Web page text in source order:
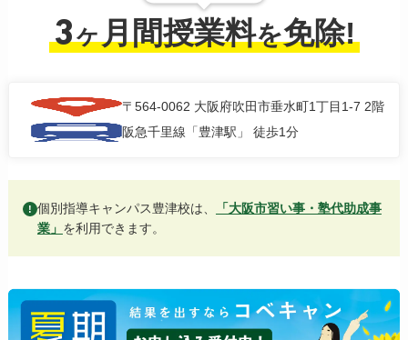
3ヶ月間授業料を免除!
〒564-0062 大阪府吹田市垂水町1丁目1-7 2階
阪急千里線「豊津駅」 徒歩1分
! 個別指導キャンパス豊津校は、
「大阪市習い事・塾代助成事
業」 を利用できます。